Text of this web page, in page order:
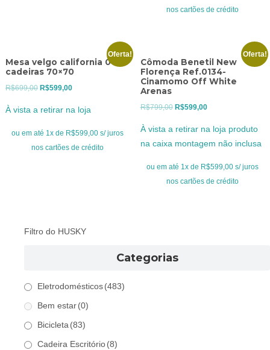
nos cartões de crédito
Oferta!
Mesa velgo california 04
cadeiras 70×70
R$699,00 O
era:
R$699,00.
R$599,00O
atual
é:
R$599,00.
À vista a retirar na loja
ou em até 1x de R$599,00 s/ juros
nos cartões de crédito
Oferta!
Cômoda Benetil New
Florença Ref.0134-
Cinamomo Off White
Arenas
R$799,00 O
R$799,00.
R$599,00O
atual
R$599,00.
À vista a retirar na loja produto
na caixa montagem não inclusa
ou em até 1x de R$599,00 s/ juros
nos cartões de crédito
Filtro do HUSKY
Categorias
Eletrodomésticos (483)
Bem estar (0)
Bicicleta (83)
Cadeira Escritório (8)